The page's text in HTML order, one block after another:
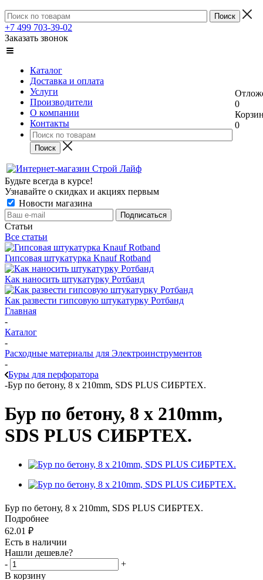
+7 499 703-39-02
Заказать звонок
Каталог
Доставка и оплата
Услуги
Производители
О компании
Контакты
0
0
Будьте всегда в курсе!
Узнавайте о скидках и акциях первым
Новости магазина
Статьи
Все статьи
Гипсовая штукатурка Knauf Rotband
Как наносить штукатурку Ротбанд
Как развести гипсовую штукатурку Ротбанд
Главная
-
Каталог
-
Расходные материалы для Электроинструментов
-
Буры для перфоратора
-Бур по бетону, 8 x 210mm, SDS PLUS СИБРТЕХ.
Бур по бетону, 8 x 210mm,
SDS PLUS СИБРТЕХ.
Бур по бетону, 8 x 210mm, SDS PLUS СИБРТЕХ.
Подробнее
62.01 ₽
Есть в наличии
Нашли дешевле?
-
+
В корзину